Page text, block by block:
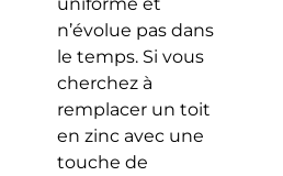
n’évolue pas dans
le temps. Si vous
cherchez à
remplacer un toit
en zinc avec une
touche de